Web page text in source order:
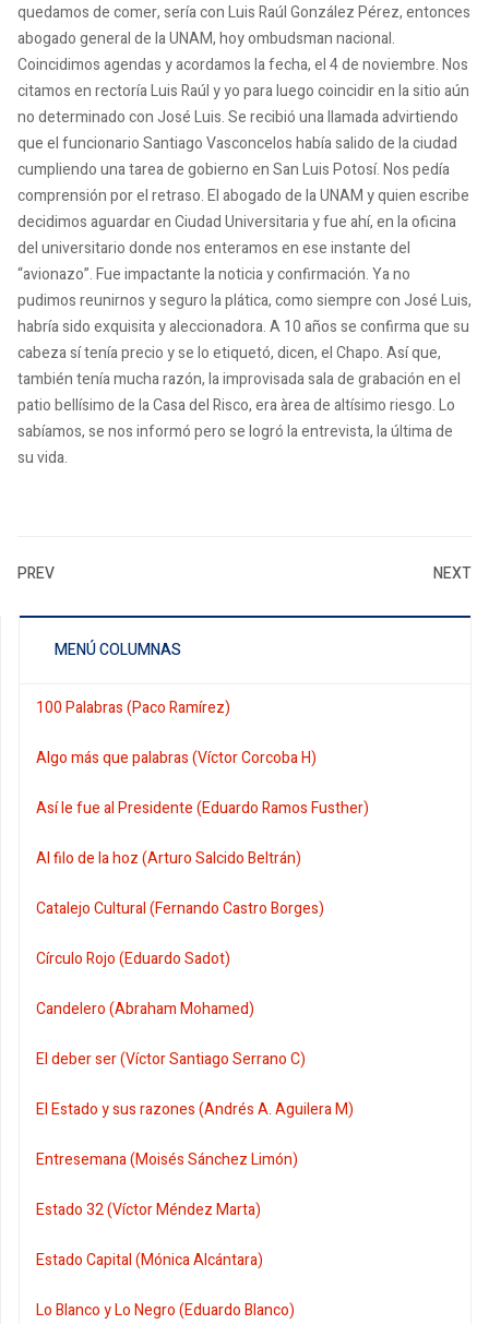
quedamos de comer, sería con Luis Raúl González Pérez, entonces
abogado general de la UNAM, hoy ombudsman nacional.
Coincidimos agendas y acordamos la fecha, el 4 de noviembre. Nos
citamos en rectoría Luis Raúl y yo para luego coincidir en la sitio aún
no determinado con José Luis. Se recibió una llamada advirtiendo
que el funcionario Santiago Vasconcelos había salido de la ciudad
cumpliendo una tarea de gobierno en San Luis Potosí. Nos pedía
comprensión por el retraso. El abogado de la UNAM y quien escribe
decidimos aguardar en Ciudad Universitaria y fue ahí, en la oficina
del universitario donde nos enteramos en ese instante del
“avionazo”. Fue impactante la noticia y confirmación. Ya no
pudimos reunirnos y seguro la plática, como siempre con José Luis,
habría sido exquisita y aleccionadora. A 10 años se confirma que su
cabeza sí tenía precio y se lo etiquetó, dicen, el Chapo. Así que,
también tenía mucha razón, la improvisada sala de grabación en el
patio bellísimo de la Casa del Risco, era àrea de altísimo riesgo. Lo
sabíamos, se nos informó pero se logró la entrevista, la última de
su vida.
PREV NEXT
MENÚ COLUMNAS
100 Palabras (Paco Ramírez)
Algo más que palabras (Víctor Corcoba H)
Así le fue al Presidente (Eduardo Ramos Fusther)
Al filo de la hoz (Arturo Salcido Beltrán)
Catalejo Cultural (Fernando Castro Borges)
Círculo Rojo (Eduardo Sadot)
Candelero (Abraham Mohamed)
El deber ser (Víctor Santiago Serrano C)
El Estado y sus razones (Andrés A. Aguilera M)
Entresemana (Moisés Sánchez Limón)
Estado 32 (Víctor Méndez Marta)
Estado Capital (Mónica Alcántara)
Lo Blanco y Lo Negro (Eduardo Blanco)